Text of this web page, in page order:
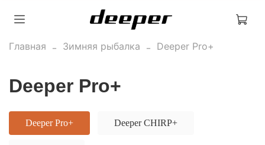
Главная Зимняя рыбалка Deeper Pro+
Deeper Pro+
Deeper Pro+ Deeper CHIRP+
«Получи подарок»